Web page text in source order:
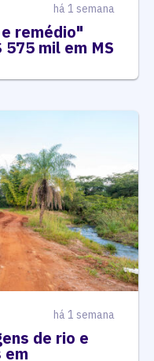
há 1 semana
remédio"
mil em MS
há 1 semana
de rio e